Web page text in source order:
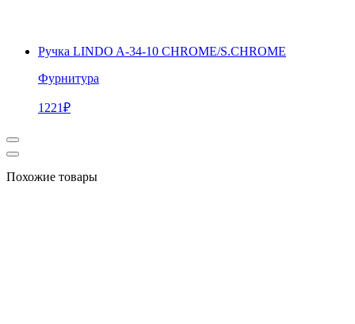
Ручка LINDO A-34-10 CHROME/S.CHROME
Фурнитура
1221₽
Похожие товары